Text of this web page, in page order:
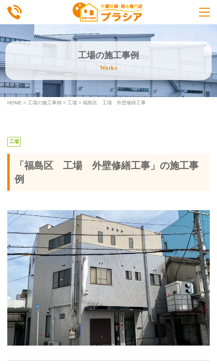
工場の施工事例
Works
HOME > 工場の施工事例 > 工場 > 福島区 工場 外壁修繕工事
工場
「福島区 工場 外壁修繕工事」の施工事
例